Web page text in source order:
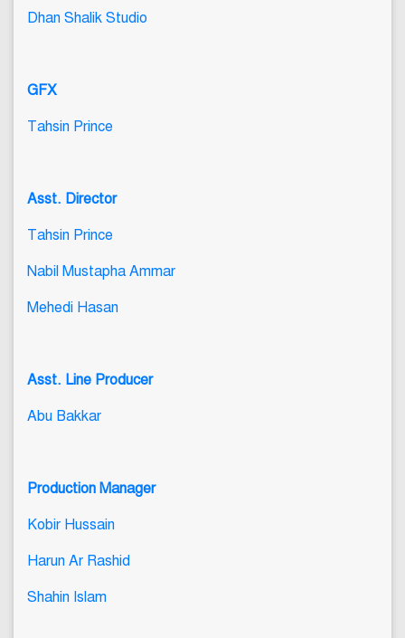
Dhan Shalik Studio
GFX
Tahsin Prince
Asst. Director
Tahsin Prince
Nabil Mustapha Ammar
Mehedi Hasan
Asst. Line Producer
Abu Bakkar
Production Manager
Kobir Hussain
Harun Ar Rashid
Shahin Islam